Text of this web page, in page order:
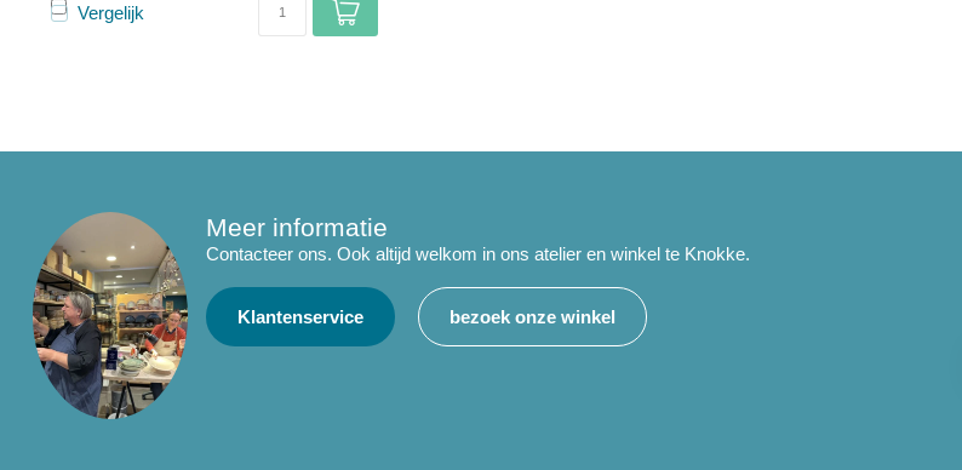
Vergelijk
Meer informatie
Contacteer ons. Ook altijd welkom in ons atelier en winkel te Knokke.
Klantenservice bezoek onze winkel